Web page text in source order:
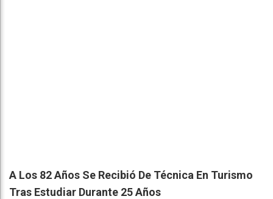
A Los 82 Años Se Recibió De Técnica En Turismo
Tras Estudiar Durante 25 Años